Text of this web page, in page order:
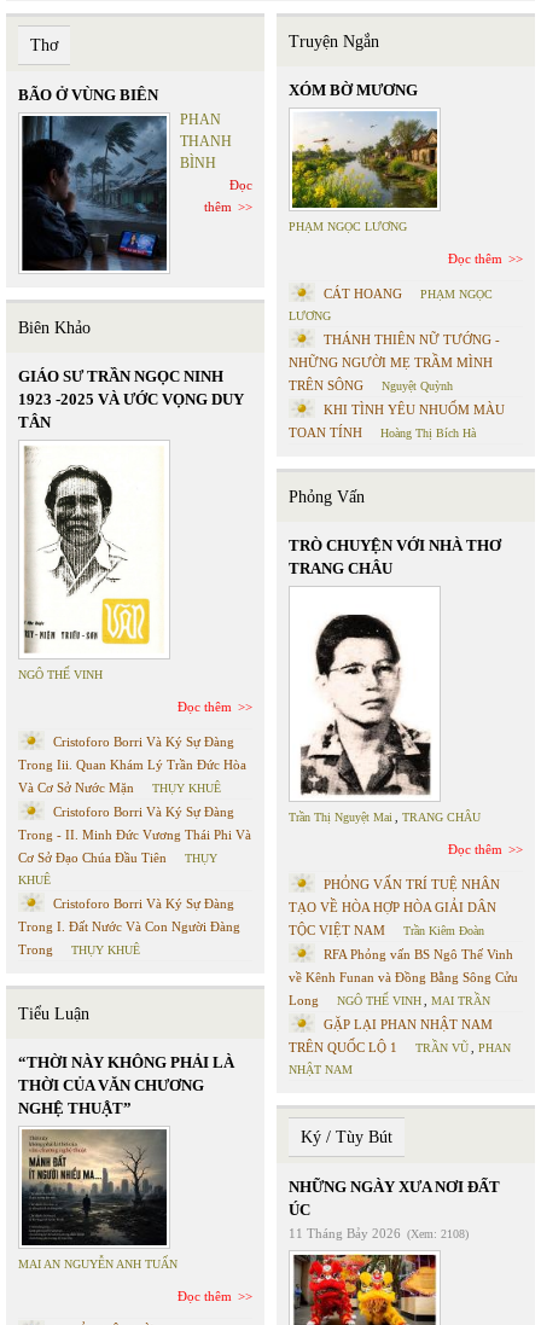
Thơ
BÃO Ở VÙNG BIÊN
PHAN
THANH
BÌNH
Đọc
thêm
Biên Khảo
GIÁO SƯ TRẦN NGỌC NINH
1923 -2025 VÀ ƯỚC VỌNG DUY
TÂN
NGÔ THẾ VINH
Đọc thêm
Cristoforo Borri Và Ký Sự Đàng
Trong Iii. Quan Khám Lý Trần Đức Hòa
Và Cơ Sở Nước Mặn
THỤY KHUÊ
Cristoforo Borri Và Ký Sự Đàng
Trong - II. Minh Đức Vương Thái Phi Và
Cơ Sở Đạo Chúa Đầu Tiên
THỤY
KHUÊ
Cristoforo Borri Và Ký Sự Đàng
Trong I. Đất Nước Và Con Người Đàng
Trong
THỤY KHUÊ
Tiểu Luận
“THỜI NÀY KHÔNG PHẢI LÀ
THỜI CỦA VĂN CHƯƠNG
NGHỆ THUẬT”
MAI AN NGUYỄN ANH TUẤN
Đọc thêm
Truyện Ngắn
XÓM BỜ MƯƠNG
PHẠM NGỌC LƯƠNG
Đọc thêm
CÁT HOANG
PHẠM NGỌC
LƯƠNG
THÁNH THIÊN NỮ TƯỚNG -
NHỮNG NGƯỜI MẸ TRẦM MÌNH
TRÊN SÔNG
Nguyệt Quỳnh
KHI TÌNH YÊU NHUỐM MÀU
TOAN TÍNH
Hoàng Thị Bích Hà
Phỏng Vấn
TRÒ CHUYỆN VỚI NHÀ THƠ
TRANG CHÂU
Trần Thị Nguyệt Mai TRANG CHÂU
Đọc thêm
PHỎNG VẤN TRÍ TUỆ NHÂN
TẠO VỀ HÒA HỢP HÒA GIẢI DÂN
TỘC VIỆT NAM
Trần Kiêm Đoàn
RFA Phỏng vấn BS Ngô Thế Vinh
về Kênh Funan và Đồng Bằng Sông Cửu
Long
NGÔ THẾ VINH MAI TRẦN
GẶP LẠI PHAN NHẬT NAM
TRÊN QUỐC LỘ 1
TRẦN VŨ
PHAN
NHẬT NAM
Ký / Tùy Bút
NHỮNG NGÀY XƯA NƠI ĐẤT
ÚC
11 Tháng Bảy 2026 (Xem: 2108)